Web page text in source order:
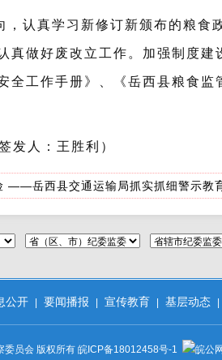
认真学习新修订新颁布的粮食
真做好废改立工作。加强制度
全工作手册》、《岳西县粮食
发人：王胜利）
——岳西县交通运输局抓实抓细警示教
公开 要闻播报 宣传教育 基层动态
委员会 版权所有 皖ICP备18012458号-1 皖公